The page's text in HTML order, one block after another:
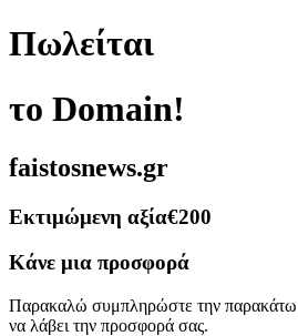
Πωλείται
το Domain!
faistosnews.gr
Εκτιμώμενη αξία€200
Κάνε μια προσφορά
Παρακαλώ συμπληρώστε την
να λάβει την προσφορά σας.